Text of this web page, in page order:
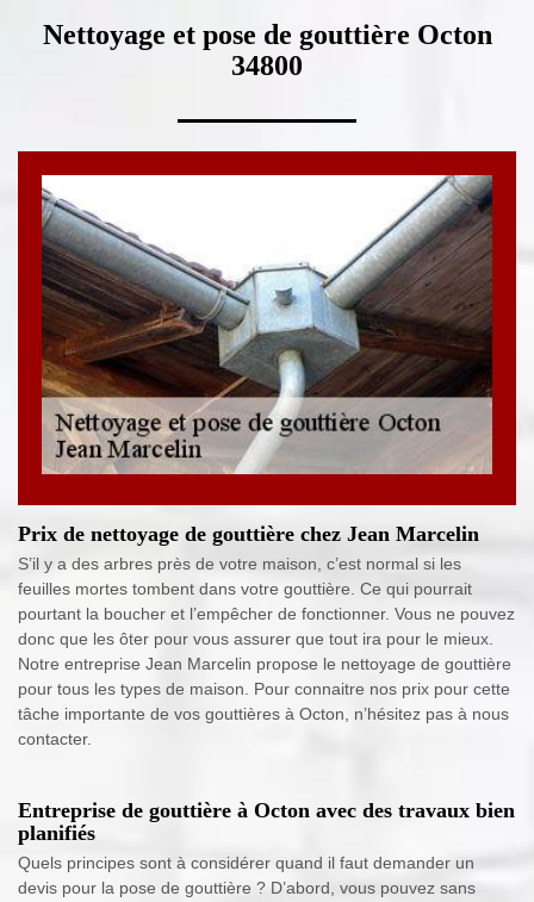
Nettoyage et pose de gouttière Octon
34800
Prix de nettoyage de gouttière chez Jean Marcelin
S’il y a des arbres près de votre maison, c’est normal si les
feuilles mortes tombent dans votre gouttière. Ce qui pourrait
pourtant la boucher et l’empêcher de fonctionner. Vous ne pouvez
donc que les ôter pour vous assurer que tout ira pour le mieux.
Notre entreprise Jean Marcelin propose le nettoyage de gouttière
pour tous les types de maison. Pour connaitre nos prix pour cette
tâche importante de vos gouttières à Octon, n’hésitez pas à nous
contacter.
Entreprise de gouttière à Octon avec des travaux bien
planifiés
Quels principes sont à considérer quand il faut demander un
devis pour la pose de gouttière ? D’abord, vous pouvez sans